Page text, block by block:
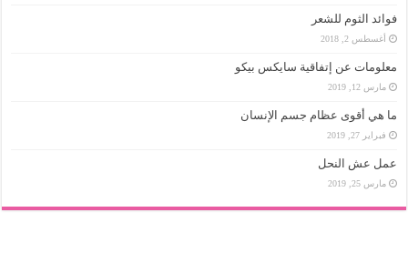
فوائد الثوم للشعر
أغسطس 2, 2018
معلومات عن إتفاقية سايكس بيكو
مارس 12, 2019
ما هي أقوى عظام جسم الإنسان
فبراير 27, 2019
عمل عش النحل
مارس 25, 2019